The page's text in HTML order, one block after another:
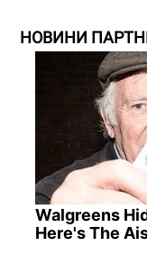
НОВИНИ
Walgreens
Here's The